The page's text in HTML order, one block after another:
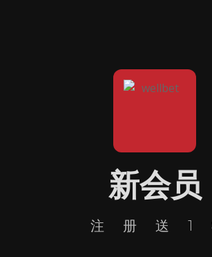
新会员
注册送